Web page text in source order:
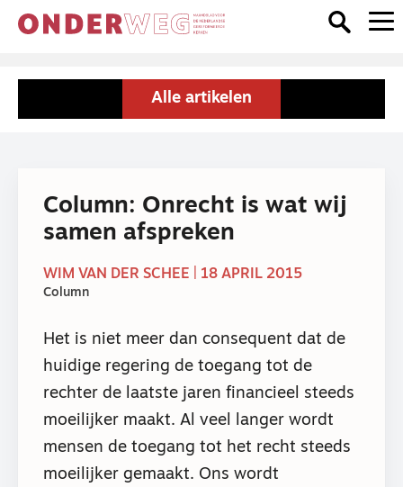
Alle artikelen
Column: Onrecht is wat wij
samen afspreken
WIM VAN DER SCHEE | 18 APRIL 2015
Column
Het is niet meer dan consequent dat de
huidige regering de toegang tot de
rechter de laatste jaren financieel steeds
moeilijker maakt. Al veel langer wordt
mensen de toegang tot het recht steeds
moeilijker gemaakt. Ons wordt